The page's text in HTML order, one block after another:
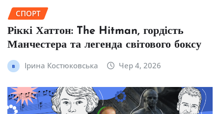
СПОРТ
Ріккі Хаттон: The Hitman, гордість
Манчестера та легенда світового боксу
Ірина Костюковська Чер 4, 2026